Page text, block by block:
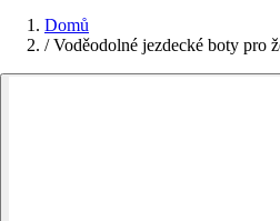
Domů
/ Voděodolné jezdecké boty pro